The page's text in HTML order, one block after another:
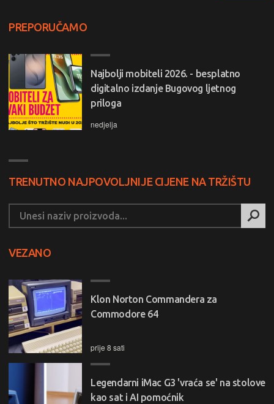
PREPORUČAMO
Najbolji mobiteli 2026. - besplatno
digitalno izdanje Bugovog ljetnog
priloga
nedjelja
TRENUTNO NAJPOVOLJNIJE CIJENE NA TRŽIŠTU
VEZANO
Klon Norton Commandera za
Commodore 64
prije 8 sati
Legendarni iMac G3 'vraća se' na stolove
kao sat i AI pomoćnik